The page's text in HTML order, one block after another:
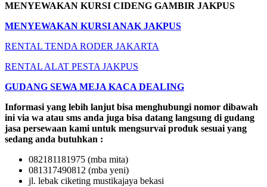
MENYEWAKAN KURSI CIDENG GAMBIR JAKPUS
MENYEWAKAN KURSI ANAK JAKPUS
RENTAL TENDA RODER JAKARTA
RENTAL ALAT PESTA JAKPUS
GUDANG SEWA MEJA KACA DEALING
Informasi yang lebih lanjut bisa menghubungi nomor dibawah
ini via wa atau sms anda juga bisa datang langsung di gudang
jasa persewaan kami untuk mengsurvai produk sesuai yang
sedang anda butuhkan :
082181181975 (mba mita)
081317490812 (mba yeni)
jl. lebak ciketing mustikajaya bekasi